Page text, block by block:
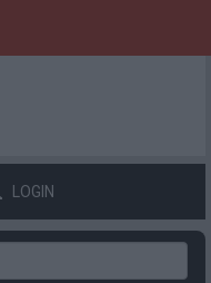
LOGIN